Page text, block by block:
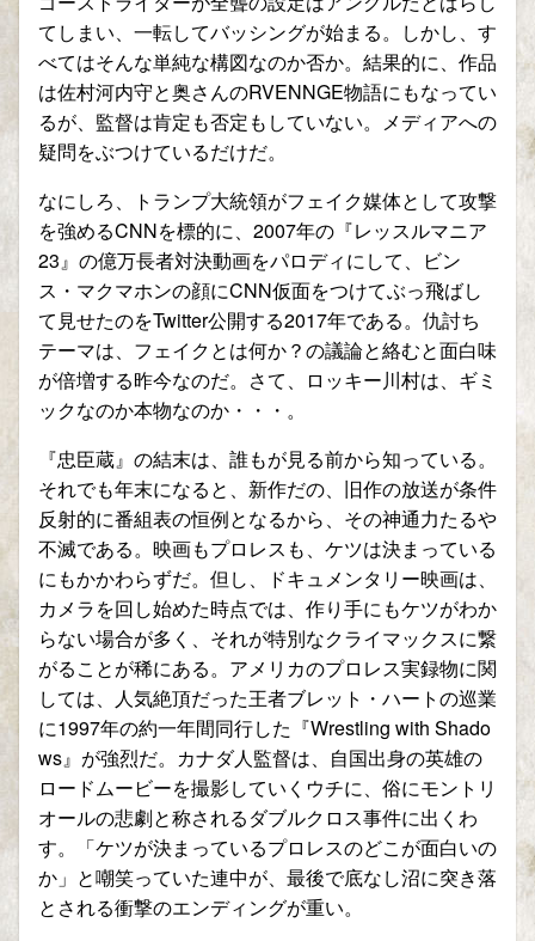
てしまい、一転してバッシングが始まる。しかし、す
べてはそんな単純な構図なのか否か。結果的に、作品
は佐村河内守と奥さんのRVENNGE物語にもなってい
るが、監督は肯定も否定もしていない。メディアへの
疑問をぶつけているだけだ。
なにしろ、トランプ大統領がフェイク媒体として攻撃
を強めるCNNを標的に、2007年の『レッスルマニア
23』の億万長者対決動画をパロディにして、ビン
ス・マクマホンの顔にCNN仮面をつけてぶっ飛ばし
て見せたのをTwitter公開する2017年である。仇討ち
テーマは、フェイクとは何か？の議論と絡むと面白味
が倍増する昨今なのだ。さて、ロッキー川村は、ギミ
ックなのか本物なのか・・・。
『忠臣蔵』の結末は、誰もが見る前から知っている。
それでも年末になると、新作だの、旧作の放送が条件
反射的に番組表の恒例となるから、その神通力たるや
不滅である。映画もプロレスも、ケツは決まっている
にもかかわらずだ。但し、ドキュメンタリー映画は、
カメラを回し始めた時点では、作り手にもケツがわか
らない場合が多く、それが特別なクライマックスに繋
がることが稀にある。アメリカのプロレス実録物に関
しては、人気絶頂だった王者ブレット・ハートの巡業
に1997年の約一年間同行した『Wrestling with Shado
ws』が強烈だ。カナダ人監督は、自国出身の英雄の
ロードムービーを撮影していくウチに、俗にモントリ
オールの悲劇と称されるダブルクロス事件に出くわ
す。「ケツが決まっているプロレスのどこが面白いの
か」と嘲笑っていた連中が、最後で底なし沼に突き落
とされる衝撃のエンディングが重い。